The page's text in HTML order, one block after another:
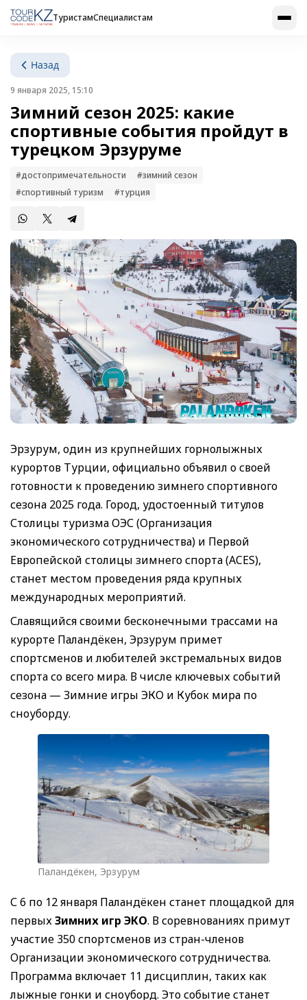
ТуристамСпециалистам
Назад
9 января 2025, 15:10
Зимний сезон 2025: какие
спортивные события пройдут в
турецком Эрзуруме
#достопримечательности
#зимний сезон
#спортивный туризм
#турция
Эрзурум, один из крупнейших горнолыжных
курортов Турции, официально объявил о своей
готовности к проведению зимнего спортивного
сезона 2025 года. Город, удостоенный титулов
Столицы туризма ОЭС (Организация
экономического сотрудничества) и Первой
Европейской столицы зимнего спорта (ACES),
станет местом проведения ряда крупных
международных мероприятий.
Славящийся своими бесконечными трассами на
курорте Паландёкен, Эрзурум примет
спортсменов и любителей экстремальных видов
спорта со всего мира. В числе ключевых событий
сезона — Зимние игры ЭКО и Кубок мира по
сноуборду.
Паландёкен, Эрзурум
С 6 по 12 января Паландёкен станет площадкой для
первыхЗимних игр ЭКО. В соревнованиях примут
участие 350 спортсменов из стран-членов
Организации экономического сотрудничества.
Программа включает 11 дисциплин, таких как
лыжные гонки и сноуборд. Это событие станет